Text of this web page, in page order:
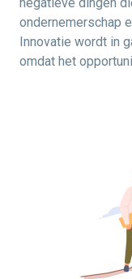
ondernemerschap
Innovatie wordt in
omdat het